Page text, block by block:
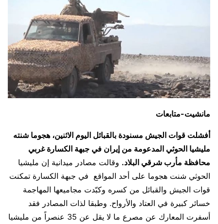
مانشيت-متابعات
أفشلت قوات الجيش مسنودة بالقبائل اليوم الاثنين، هجوما شنته
مليشيا الحوثي المدعومة من إيران في جبهة الكسارة غربي
محافظة مأرب شرقي البلاد. وقالت مصادر ميدانية إن مليشيا
الحوثي شنت هجوما على أحد المواقع في جبهة الكسارة تمكنت
قوات الجيش والقبائل من كسره وكبّدت مجاميعها المهاجمة
خسائر كبيرة في العتاد والأرواح. وطبقا لذات المصادر فقد
أسفرت المعارك عن مصرع ما لا يقل عن 35 عنصراً من مليشيا